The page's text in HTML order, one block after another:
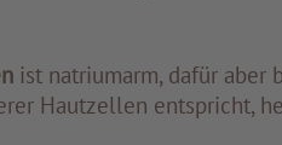
ist natriumarm, dafür aber
Hautzellen entspricht,